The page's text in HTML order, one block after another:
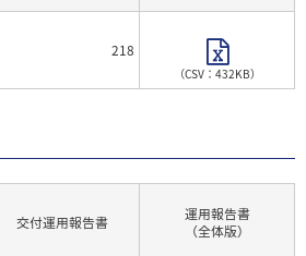
218
（CSV：432KB）
交付運用報告書
運用報告書
（全体版）